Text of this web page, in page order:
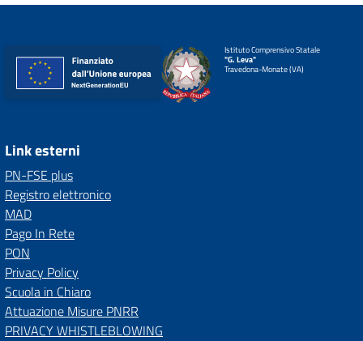
Istituto Comprensivo Statale
"G. Leva"
Travedona-Monate (VA)
Link esterni
PN-FSE plus
Registro elettronico
MAD
Pago In Rete
PON
Privacy Policy
Scuola in Chiaro
Attuazione Misure PNRR
PRIVACY WHISTLEBLOWING